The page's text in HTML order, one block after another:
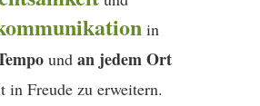
in
und an jedem Ort
in Freude zu erweitern.